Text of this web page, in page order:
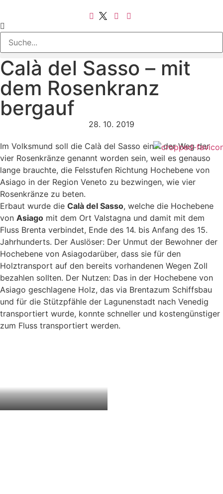
Calà del Sasso – mit
dem Rosenkranz
bergauf
28. 10. 2019
Im Volksmund soll die Calà del Sasso einst der Weg der
vier Rosenkränze genannt worden sein, weil es genauso
lange brauchte, die Felsstufen Richtung Hochebene von
Asiago in der Region Veneto zu bezwingen, wie vier
Rosenkränze zu beten.
Erbaut wurde die Calà del Sasso, welche die Hochebene
von Asiago mit dem Ort Valstagna und damit mit dem
Fluss Brenta verbindet, Ende des 14. bis Anfang des 15.
Jahrhunderts. Der Auslöser: Der Unmut der Bewohner der
Hochebene von Asiagodarüber, dass sie für den
Holztransport auf den bereits vorhandenen Wegen Zoll
bezahlen sollten. Der Nutzen: Das in der Hochebene von
Asiago geschlagene Holz, das via Brentazum Schiffsbau
und für die Stützpfähle der Lagunenstadt nach Venedig
transportiert wurde, konnte schneller und kostengünstiger
zum Fluss transportiert werden.